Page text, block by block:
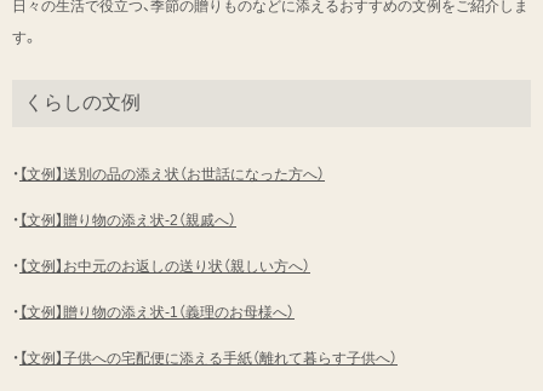
日々の生活で役立つ、季節の贈りものなどに添えるおすすめの文例をご紹介しま
す。
くらしの文例
・ 【文例】送別の品の添え状（お世話になった方へ）
・ 【文例】贈り物の添え状-2（親戚へ）
・ 【文例】お中元のお返しの送り状（親しい方へ）
・ 【文例】贈り物の添え状-1（義理のお母様へ）
・ 【文例】子供への宅配便に添える手紙（離れて暮らす子供へ）